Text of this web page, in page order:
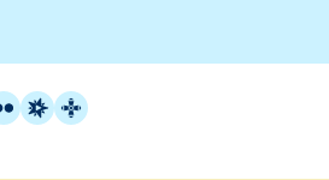
Radio Estel
Catalunya Cristiana